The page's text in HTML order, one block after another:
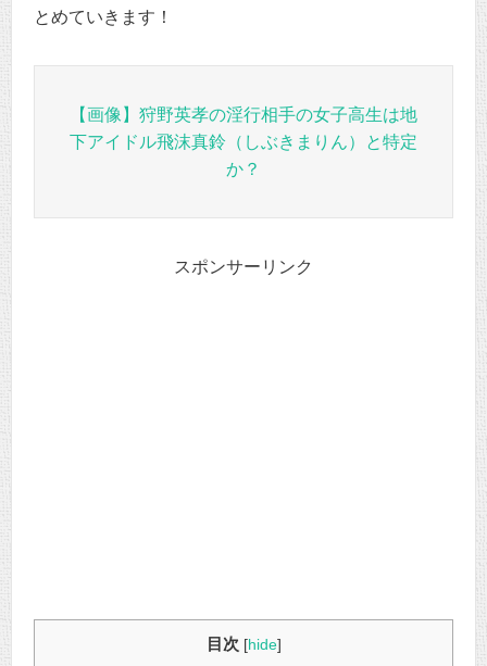
とめていきます！
【画像】狩野英孝の淫行相手の女子高生は地
下アイドル飛沫真鈴（しぶきまりん）と特定
か？
スポンサーリンク
目次 [hide]